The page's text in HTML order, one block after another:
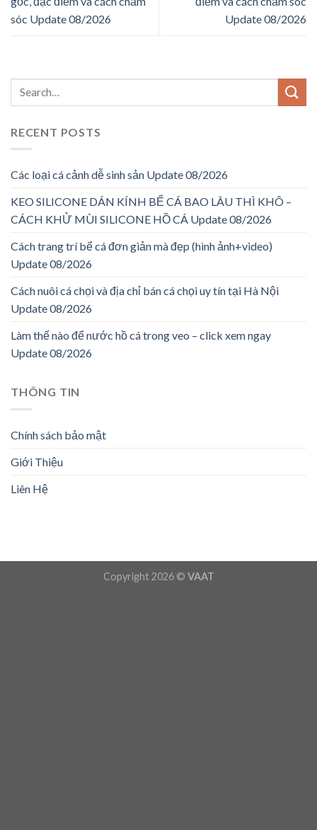
sóc Update 08/2026
Update 08/2026
RECENT POSTS
Các loại cá cảnh dễ sinh sản Update 08/2026
KEO SILICONE DÁN KÍNH BỂ CÁ BAO LÂU THÌ KHÔ –
CÁCH KHỬ MÙI SILICONE HỒ CÁ Update 08/2026
Cách trang trí bể cá đơn giản mà đẹp (hình ảnh+video)
Update 08/2026
Cách nuôi cá chọi và địa chỉ bán cá chọi uy tín tại Hà Nội
Update 08/2026
Làm thế nào để nước hồ cá trong veo – click xem ngay
Update 08/2026
THÔNG TIN
Chính sách bảo mật
Giới Thiệu
Liên Hệ
Copyright 2026 © VAAT